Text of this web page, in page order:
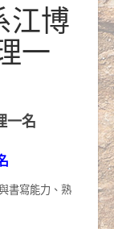
江博
一
一名
書寫能力、熟